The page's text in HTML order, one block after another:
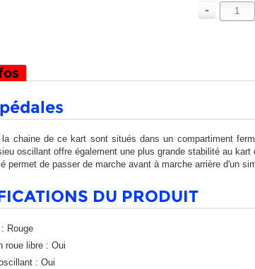
-
la chaine de ce kart sont situés dans un compartiment
oscillant offre également une plus grande stabilité au
permet de passer de marche avant à marche arrière d'un
DU PRODUIT
Rouge
roue libre : Oui
: Oui